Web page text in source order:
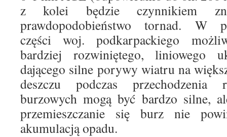
z kolei będzie czynnikiem
prawdopodobieństwo tornad. W
części woj. podkarpackiego
bardziej rozwiniętego, liniowego
dającego silne porywy wiatru na
deszczu podczas przechodzenia
burzowych mogą być bardzo silne,
przemieszczanie się burz nie
akumulacją opadu.